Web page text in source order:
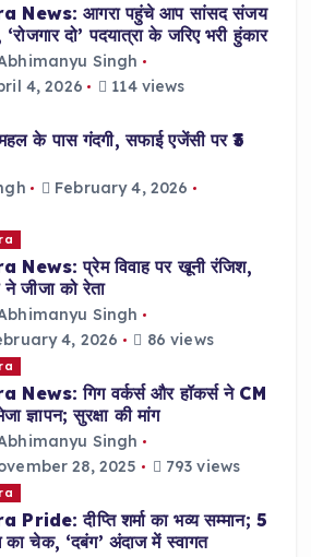
News: आगरा पहुंचे आप सांसद संजय
‘रोजगार दो’ पदयात्रा के जरिए भरी हुंकार
Singh
4, 2026
114 views
के पास गंदगी, सफाई एजेंसी पर ₹3
February 4, 2026
News: प्रेम विवाह पर खूनी रंजिश,
जीजा को रेता
Singh
4, 2026
86 views
News: गिग वर्कर्स और हॉकर्स ने CM
ज्ञापन; सुरक्षा की मांग
Singh
28, 2025
793 views
Pride: दीप्ति शर्मा का भव्य सम्मान; 5
चेक, ‘दबंग’ अंदाज में स्वागत